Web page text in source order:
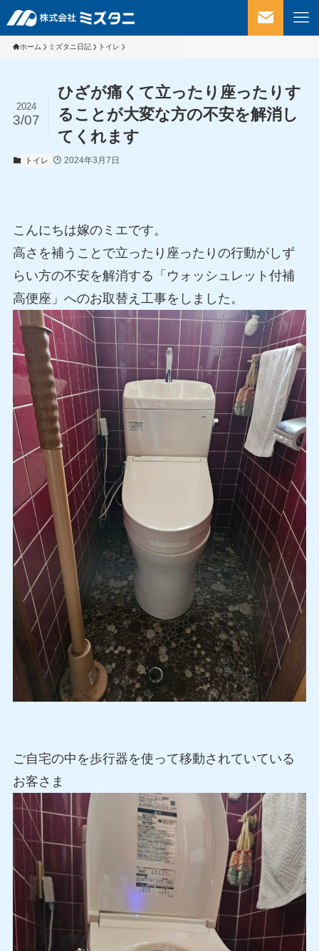
ホーム ミズタニ日記 トイレ
ひざが痛くて立ったり座ったりす
ることが大変な方の不安を解消し
てくれます
2024
3/07
トイレ 2024年3月7日
こんにちは嫁のミエです。
高さを補うことで立ったり座ったりの行動がしず
らい方の不安を解消する「ウォッシュレット付補
高便座」へのお取替え工事をしました。
ご自宅の中を歩行器を使って移動されていている
お客さま